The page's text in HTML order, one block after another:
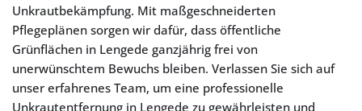
Unkrautbekämpfung. Mit maßgeschneiderten
Pflegeplänen sorgen wir dafür, dass öffentliche
Grünflächen in Lengede ganzjährig frei von
unerwünschtem Bewuchs bleiben. Verlassen Sie sich auf
unser erfahrenes Team, um eine professionelle
Unkrautentfernung in Lengede zu gewährleisten und